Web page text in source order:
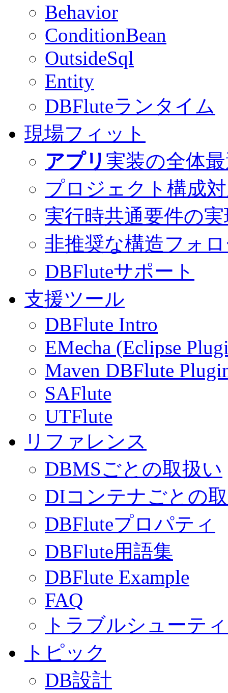
Behavior
ConditionBean
OutsideSql
Entity
DBFluteランタイム
現場フィット
アプリ 実装の全体
プロジェクト構成
実行時共通要件の
非推奨な構造フォ
DBFluteサポート
支援ツール
DBFlute Intro
EMecha (Eclipse
Maven DBFlute
SAFlute
UTFlute
リファレンス
DBMSごとの取扱い
DIコンテナごとの
DBFluteプロパティ
DBFlute用語集
DBFlute Example
FAQ
トラブルシューテ
トピック
DB設計